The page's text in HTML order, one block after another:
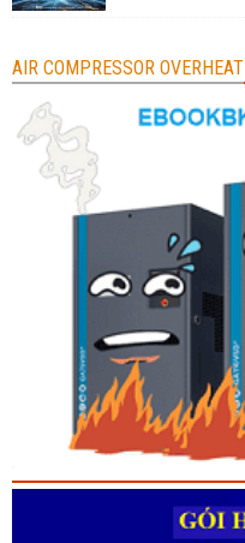
AIR COMPRESSOR OVERHEAT